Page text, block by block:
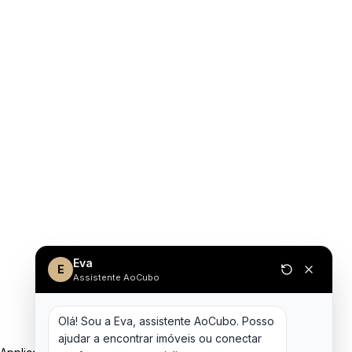
E Eva
Assistente AoCubo
Olá! Sou a Eva, assistente AoCubo. Posso
ajudar a encontrar imóveis ou conectar